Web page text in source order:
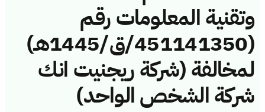
وتقنية المعلومات رقم
(451141350/ق/1445هـ)
لمخالفة (شركة ريجنيت انك
شركة الشخص الواحد)